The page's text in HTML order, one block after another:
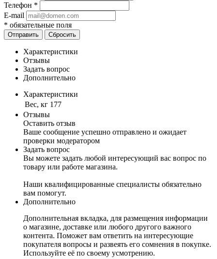
Телефон *
E-mail
* обязательные поля
Отправить Сбросить
Характеристики
Отзывы
Задать вопрос
Дополнительно
Характеристики
Вес, кг 177
Отзывы
Оставить отзыв
Ваше сообщение успешно отправлено и ожидает
проверки модератором
Задать вопрос
Вы можете задать любой интересующий вас вопрос по
товару или работе магазина.
Наши квалифицированные специалисты обязательно
вам помогут.
Дополнительно
Дополнительная вкладка, для размещения информации
о магазине, доставке или любого другого важного
контента. Поможет вам ответить на интересующие
покупателя вопросы и развеять его сомнения в покупке.
Используйте её по своему усмотрению.